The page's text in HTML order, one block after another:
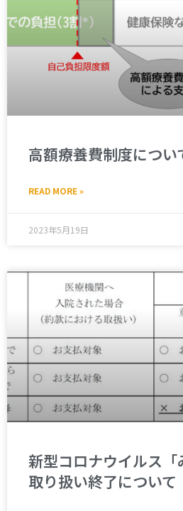
高額療養費制度につい
READ MORE »
2023年5月19日
新型コロナウイルス
取り扱い終了について